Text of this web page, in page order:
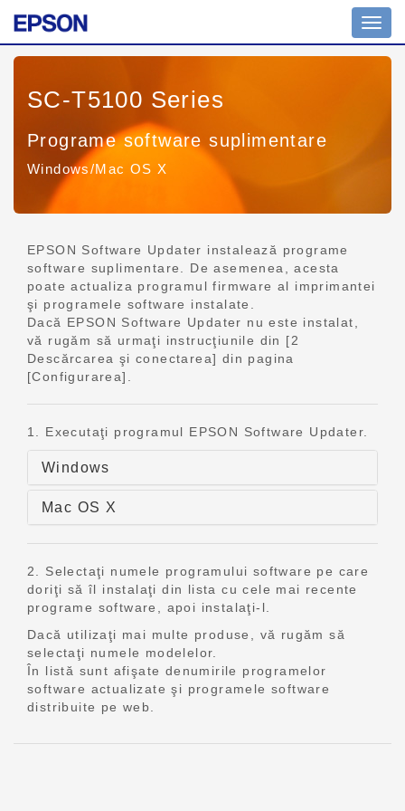
SC-T5100 Series
Programe software suplimentare
Windows/Mac OS X
EPSON Software Updater instalează programe
software suplimentare. De asemenea, acesta
poate actualiza programul firmware al imprimantei
şi programele software instalate.
Dacă EPSON Software Updater nu este instalat,
vă rugăm să urmaţi instrucţiunile din [2
Descărcarea şi conectarea] din pagina
[Configurarea].
1. Executaţi programul EPSON Software Updater.
Windows
Mac OS X
2. Selectaţi numele programului software pe care
doriţi să îl instalaţi din lista cu cele mai recente
programe software, apoi instalaţi-l.
Dacă utilizaţi mai multe produse, vă rugăm să
selectaţi numele modelelor.
În listă sunt afişate denumirile programelor
software actualizate şi programele software
distribuite pe web.